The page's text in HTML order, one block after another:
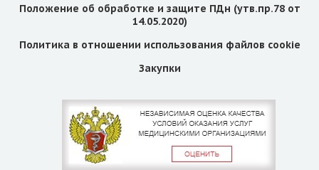
Положение об обработке и защите ПДн (утв.пр.78 от
14.05.2020)
Политика в отношении использования файлов cookie
Закупки